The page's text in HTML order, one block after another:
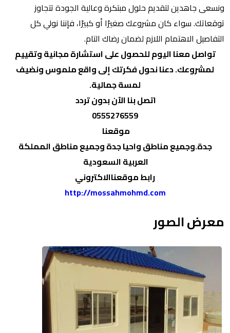
ونسعى جاهدين لتقديم حلول مبتكرة وعالية الجودة تتجاوز
توقعاتك. سواء كان مشروعك صغيرًا أو كبيرًا، فإننا نولي كل
التفاصيل الاهتمام اللازم لضمان رضاك التام.
تواصل معنا اليوم للحصول على استشارة مجانية وتقييم
لمشروعك. دعنا نحول فكرتك إلى واقع ملموس ونضيف
لمسة جمالية.
اتصل بنا الآن بدون تردد
0555276559
موقعنا
جدة.وجميع مناطق واحيا جدة وجميع مناطق المملكة
العربية السعودية
رابط موقعناالاكتروني
http://mossahmohmd.com
معرض الصور